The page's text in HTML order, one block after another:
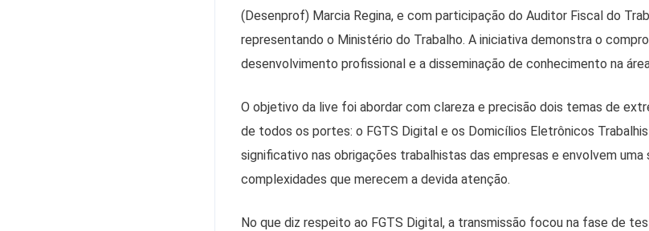
(Desenprof) Marcia Regina, e com participação do Auditor Fiscal do
representando o Ministério do Trabalho. A iniciativa demonstra o
desenvolvimento profissional e a disseminação de conhecimento na
O objetivo da live foi abordar com clareza e precisão dois temas de
de todos os portes: o FGTS Digital e os Domicílios Eletrônicos
significativo nas obrigações trabalhistas das empresas e envolvem uma
complexidades que merecem a devida atenção.
No que diz respeito ao FGTS Digital, a transmissão focou na fase de